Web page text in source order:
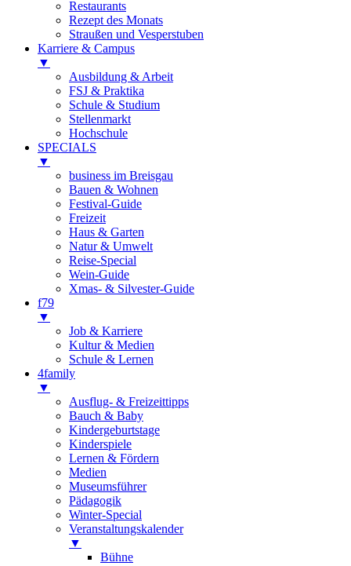
Restaurants
Rezept des Monats
Straußen und Vesperstuben
Karriere & Campus
▼
Ausbildung & Arbeit
FSJ & Praktika
Schule & Studium
Stellenmarkt
Hochschule
SPECIALS
▼
business im Breisgau
Bauen & Wohnen
Festival-Guide
Freizeit
Haus & Garten
Natur & Umwelt
Reise-Special
Wein-Guide
Xmas- & Silvester-Guide
f79
▼
Job & Karriere
Kultur & Medien
Schule & Lernen
4family
▼
Ausflug- & Freizeittipps
Bauch & Baby
Kindergeburtstage
Kinderspiele
Lernen & Fördern
Medien
Museumsführer
Pädagogik
Winter-Special
Veranstaltungskalender
▼
Bühne